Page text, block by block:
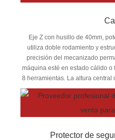
Eje Z con husillo de 40mm,
utiliza doble rodamiento y
precisión del mecanizado
máquina esté en estado cálido o
8 herramientas. La altura central
Protector de